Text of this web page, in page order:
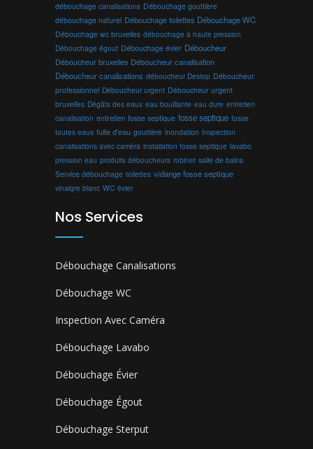
débouchage canalisations Débouchage gouttière
débouchage naturel Débouchage toilettes Débouchage WC
Débouchage wc bruxelles débouchage à haute pression
Débouchage égout Débouchage évier Déboucheur
Déboucheur bruxelles Déboucheur canalisation
Déboucheur canalisations déboucheur Destop Déboucheur
professionnel Déboucheur urgent Déboucheur urgent
bruxelles Dégâts des eaux eau bouillante eau dure entretien
canalisation entretien fosse septique fosse septique fosse
toutes eaux fuite d'eau gouttière inondation Inspection
canalisations avec caméra installation fosse septique lavabo
pression eau produits déboucheurs robinet salle de bains
Service débouchage toilettes vidange fosse septique
vinaigre blanc WC évier
Nos Services
Débouchage Canalisations
Débouchage WC
Inspection Avec Caméra
Débouchage Lavabo
Débouchage Évier
Débouchage Égout
Débouchage Sterput